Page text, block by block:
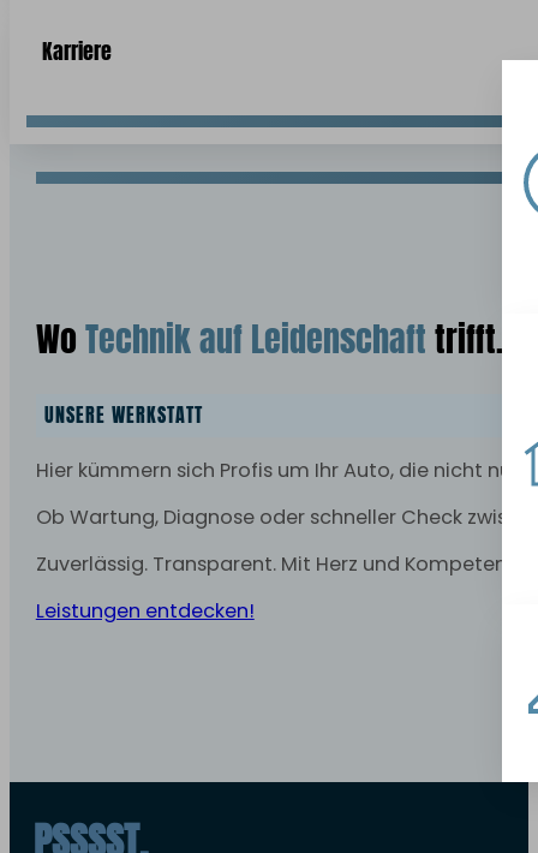
Karriere
WoTechnik auf Leidenschafttrifft.
UNSERE WERKSTATT
Hier kümmern sich Profis um Ihr Auto, die nicht nur
Ob Wartung, Diagnose oder schneller Check
Zuverlässig. Transparent. Mit Herz und Kompetenz.
Leistungen entdecken!